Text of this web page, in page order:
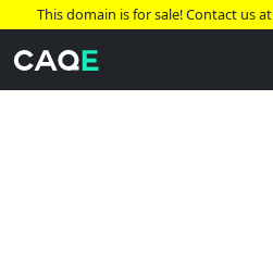
This domain is for sale! Contact us at